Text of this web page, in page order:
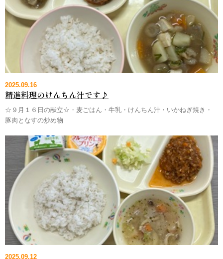
2025.09.16
精進料理のけんちん汁です♪
☆９月１６日の献立☆・麦ごはん・牛乳・けんちん汁・いかねぎ焼き・
豚肉となすの炒め物
2025.09.12